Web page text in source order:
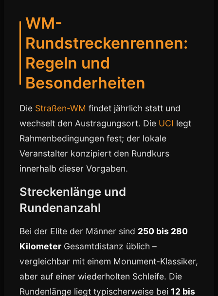
WM-
Rundstreckenrennen:
Regeln und
Besonderheiten
Die Straßen-WM findet jährlich statt und
wechselt den Austragungsort. Die UCI legt
Rahmenbedingungen fest; der lokale
Veranstalter konzipiert den Rundkurs
innerhalb dieser Vorgaben.
Streckenlänge und
Rundenanzahl
Bei der Elite der Männer sind 250 bis 280
Kilometer Gesamtdistanz üblich –
vergleichbar mit einem Monument-Klassiker,
aber auf einer wiederholten Schleife. Die
Rundenlänge liegt typischerweise bei 12 bis